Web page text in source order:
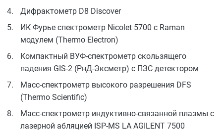
Дифрактометр D8 Discover
ИК Фурье спектрометр Nicolet 5700 с Raman
модулем (Thermo Electron)
Компактный ВУФ-спектрометр скользящего
падения GIS-2 (РнД-Эксметр) с ПЗС детектором
Масс-спектрометр высокого разрешения DFS
(Thermo Scientific)
Масс-спектрометр индуктивно-связанной плазмы с
лазерной абляцией ISP-MS LA AGILENT 7500